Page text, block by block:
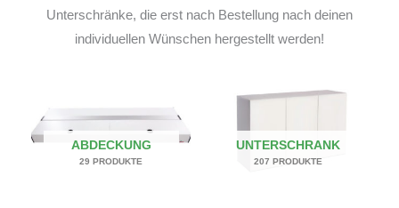
Unterschränke, die erst nach Bestellung nach deinen
individuellen Wünschen hergestellt werden!
ABDECKUNG
29 PRODUKTE
UNTERSCHRANK
207 PRODUKTE